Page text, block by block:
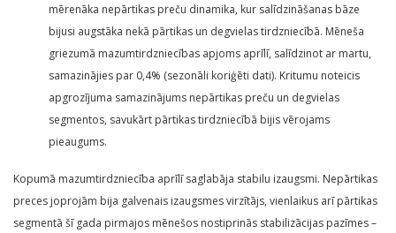
mērenāka nepārtikas preču dinamika, kur salīdzināšanas bāze
bijusi augstāka nekā pārtikas un degvielas tirdzniecībā. Mēneša
griezumā mazumtirdzniecības apjoms aprīlī, salīdzinot ar martu,
samazinājies par 0,4% (sezonāli koriģēti dati). Kritumu noteicis
apgrozījuma samazinājums nepārtikas preču un degvielas
segmentos, savukārt pārtikas tirdzniecībā bijis vērojams
pieaugums.
Kopumā mazumtirdzniecība aprīlī saglabāja stabilu izaugsmi. Nepārtikas
preces joprojām bija galvenais izaugsmes virzītājs, vienlaikus arī pārtikas
segmentā šī gada pirmajos mēnešos nostiprinās stabilizācijas pazīmes –